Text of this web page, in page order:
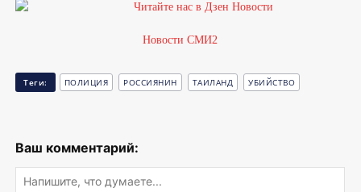
Новости СМИ2
Теги: ПОЛИЦИЯ РОССИЯНИН ТАИЛАНД УБИЙСТВО
Ваш комментарий: